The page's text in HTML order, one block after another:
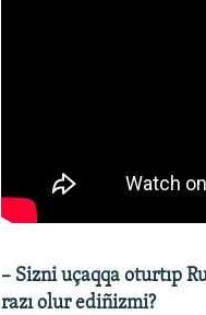
– Sizni uçaqqa oturtıp
razı olur ediñizmi?